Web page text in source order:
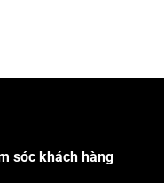
sóc khách hàng